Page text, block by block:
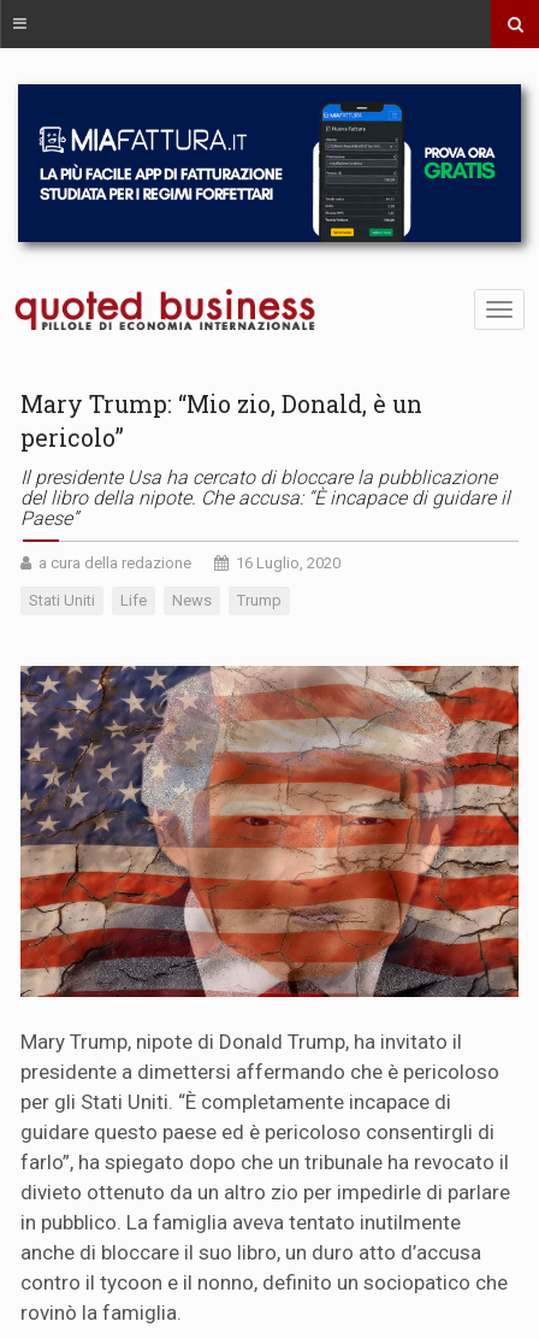
Mary Trump: “Mio zio, Donald, è un
pericolo”
Il presidente Usa ha cercato di bloccare la pubblicazione
del libro della nipote. Che accusa: “È incapace di guidare il
Paese”
a cura della redazione 16 Luglio, 2020
Stati Uniti Life News Trump
Mary Trump, nipote di Donald Trump, ha invitato il
presidente a dimettersi affermando che è pericoloso
per gli Stati Uniti. “È completamente incapace di
guidare questo paese ed è pericoloso consentirgli di
farlo”, ha spiegato dopo che un tribunale ha revocato il
divieto ottenuto da un altro zio per impedirle di parlare
in pubblico. La famiglia aveva tentato inutilmente
anche di bloccare il suo libro, un duro atto d’accusa
contro il tycoon e il nonno, definito un sociopatico che
rovinò la famiglia.